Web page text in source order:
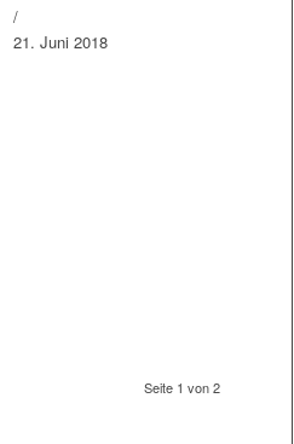
/
21. Juni 2018
Seite 1 von 2